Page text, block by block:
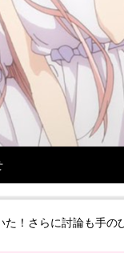
！さらに討論も手の